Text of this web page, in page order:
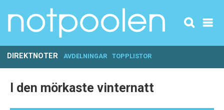
DIREKTNOTER AVDELNINGAR TOPPLISTOR
I den mörkaste vinternatt